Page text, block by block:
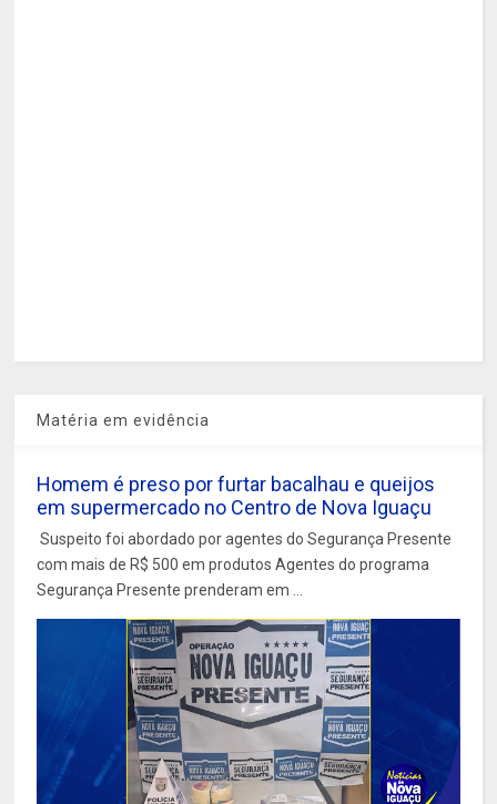
Matéria em evidência
Homem é preso por furtar bacalhau e queijos
em supermercado no Centro de Nova Iguaçu
Suspeito foi abordado por agentes do Segurança Presente
com mais de R$ 500 em produtos Agentes do programa
Segurança Presente prenderam em ...